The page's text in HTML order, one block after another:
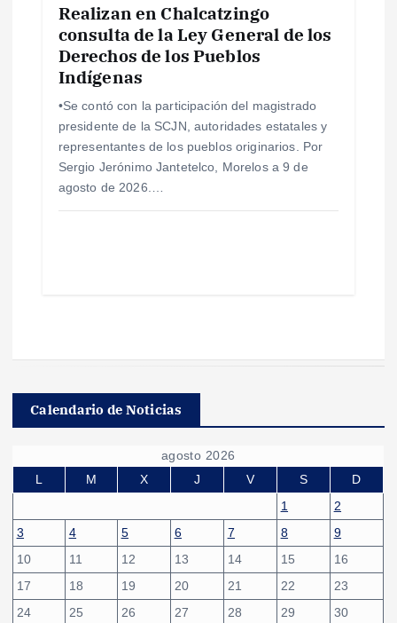
Realizan en Chalcatzingo
consulta de la Ley General de los
Derechos de los Pueblos
Indígenas
•Se contó con la participación del magistrado
presidente de la SCJN, autoridades estatales y
representantes de los pueblos originarios. Por
Sergio Jerónimo Jantetelco, Morelos a 9 de
agosto de 2026.…
Calendario de Noticias
agosto 2026
L
M X J V S
D
1
2
3
4 5 6 7 8
9
10
11 12 13 14 15
16
17
18 19 20 21 22
23
24
25 26 27 28 29
30